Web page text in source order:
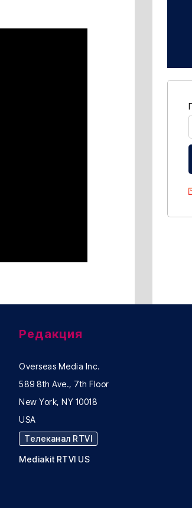
Редакция
Overseas Media Inc.
589 8th Ave., 7th Floor
New York, NY 10018
USA
Телеканал RTVI
Mediakit RTVI US